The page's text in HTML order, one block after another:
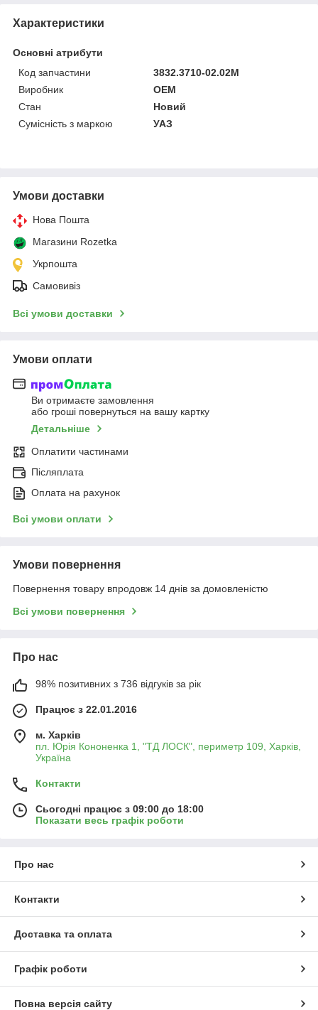
Характеристики
Основні атрибути
Код запчастини
3832.3710-02.02М
Виробник
OEM
Стан
Новий
Сумісність з маркою
УАЗ
Умови доставки
Нова Пошта
Магазини Rozetka
Укрпошта
Самовивіз
Всі умови доставки
Умови оплати
Ви отримаєте замовлення
або гроші повернуться на вашу картку
Детальніше
Оплатити частинами
Післяплата
Оплата на рахунок
Всі умови оплати
Умови повернення
Повернення товару впродовж 14 днів за домовленістю
Всі умови повернення
Про нас
98% позитивних з 736 відгуків за рік
Працює з 22.01.2016
м. Харків
пл. Юрія Кононенка 1, "ТД ЛОСК", периметр 109, Харків,
Україна
Контакти
Сьогодні працює з 09:00 до 18:00
Показати весь графік роботи
Про нас
Контакти
Доставка та оплата
Графік роботи
Повна версія сайту